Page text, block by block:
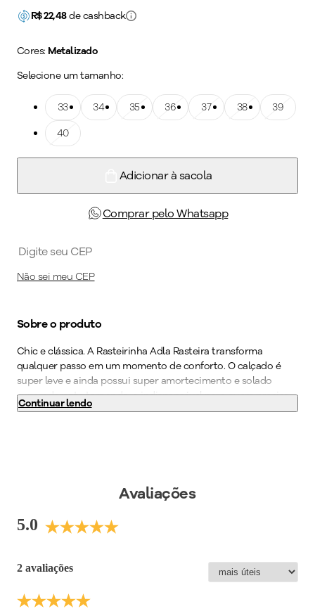
R$22,48de cashback
Cores: Metalizado
Selecione um tamanho:
Tamanho: 33
33Tamanho: 34
34Tamanho: 35
35Tamanho: 36
36Tamanho: 37
37Tamanho: 38
38Tamanho: 39
39
Tamanho: 40
40
Adicionar à sacola
Comprar pelo Whatsapp
Não sei meu CEP
Sobre o produto
Chic e clássica. A Rasteirinha Adla Rasteira transforma
qualquer passo em um momento de conforto. O calçado é
super leve e ainda possui super amortecimento e solado
superaderente tornando-o indispensável para quem precisa
ficar horas de pé no trabalho. Realce sua feminilidade
Continuar lendo
Avaliações
5.0
2 avaliações